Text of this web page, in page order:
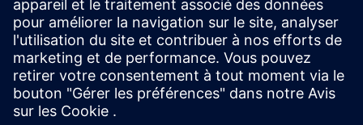
Essayer Freemium | SITRAIN access